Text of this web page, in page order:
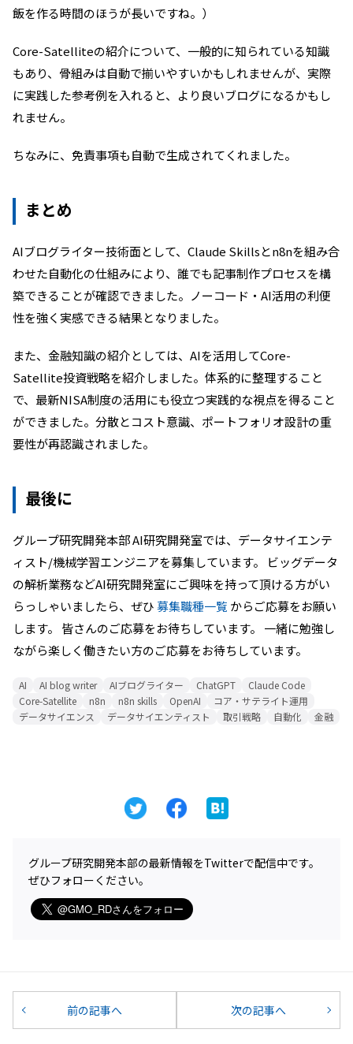
飯を作る時間のほうが長いですね。）
Core-Satelliteの紹介について、一般的に知られている知識
もあり、骨組みは自動で揃いやすいかもしれませんが、実際
に実践した参考例を入れると、より良いブログになるかもし
れません。
ちなみに、免責事項も自動で生成されてくれました。
まとめ
AIブログライター技術面として、Claude Skillsとn8nを組み合
わせた自動化の仕組みにより、誰でも記事制作プロセスを構
築できることが確認できました。ノーコード・AI活用の利便
性を強く実感できる結果となりました。
また、金融知識の紹介としては、AIを活用してCore-
Satellite投資戦略を紹介しました。体系的に整理すること
で、最新NISA制度の活用にも役立つ実践的な視点を得ること
ができました。分散とコスト意識、ポートフォリオ設計の重
要性が再認識されました。
最後に
グループ研究開発本部 AI研究開発室では、データサイエンテ
ィスト/機械学習エンジニアを募集しています。 ビッグデータ
の解析業務などAI研究開発室にご興味を持って頂ける方がい
らっしゃいましたら、ぜひ募集職種一覧 からご応募をお願い
します。 皆さんのご応募をお待ちしています。 一緒に勉強し
ながら楽しく働きたい方のご応募をお待ちしています。
AI AI blog writer AIブログライター ChatGPT
Claude Code
Core-Satellite
n8n n8n skills OpenAI
コア・サテライト運用
データサイエンス
データサイエンティスト 取引戦略 自動化 金融
グループ研究開発本部の最新情報をTwitterで配信中です。
ぜひフォローください。
前の記事へ 次の記事へ